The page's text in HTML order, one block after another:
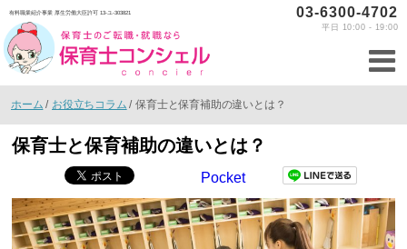
有料職業紹介事業 厚生労働大臣許可 13-ユ-303821 03-6300-4702
平日 10:00 - 19:00
ホーム / お役立ちコラム / 保育士と保育補助の違いとは？
保育士と保育補助の違いとは？
Pocket